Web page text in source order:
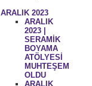
ARALIK 2023
ARALIK
2023 |
SERAMİK
BOYAMA
ATÖLYESİ
MUHTEŞEM
OLDU
ARALIK